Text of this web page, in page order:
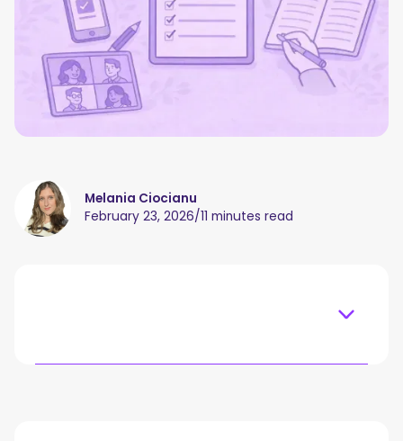
Melania Ciocianu
February 23, 2026/11 minutes read